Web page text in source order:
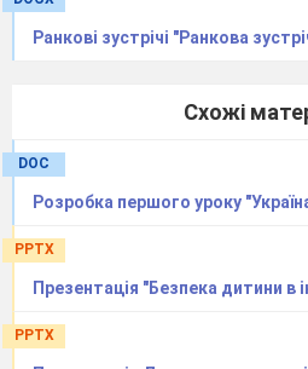
Патріотизм –
тому, що саме
Виховання у
зміцнення державності,
позиції нині
загальнодержавного
Характерною
Ранкові зустрічі "Ранкова
Схожі
DOC
Розробка першого уроку
PPTX
Презентація "Безпека дитини в
PPTX